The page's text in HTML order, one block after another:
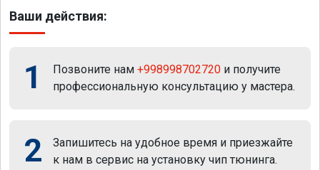
Ваши действия:
1 Позвоните нам +998998702720 и получите
профессиональную консультацию у мастера.
2
Запишитесь на удобное время и приезжайте
к нам в сервис на установку чип тюнинга.